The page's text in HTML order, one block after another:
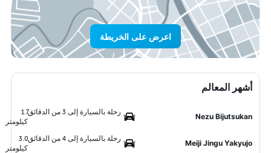
اعرض على الخريطة
أشهر المعالم
Nezu Bijutsukan
رحلة بالسيارة إلى 3 من الدقائق
1.7
كيلومتر
Meiji Jingu Yakyujo
رحلة بالسيارة إلى 4 من الدقائق
3.0
كيلومتر